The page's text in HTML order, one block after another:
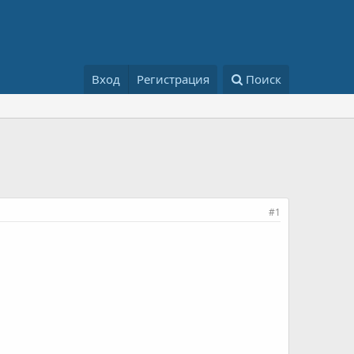
Вход Регистрация Поиск
#1